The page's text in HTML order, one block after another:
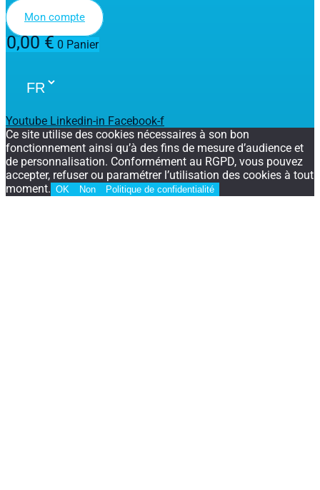
Mon compte
0,00€ 0 Panier
Youtube Linkedin-in Facebook-f
Ce site utilise des cookies nécessaires à son bon
fonctionnement ainsi qu’à des fins de mesure d’audience et
de personnalisation. Conformément au RGPD, vous pouvez
accepter, refuser ou paramétrer l’utilisation des cookies à tout
moment. OK Non Politique de confidentialité